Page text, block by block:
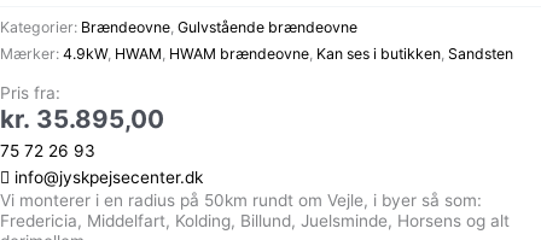
Kategorier: Brændeovne, Gulvstående brændeovne
Mærker: 4.9kW, HWAM, HWAM brændeovne, Kan ses i butikken, Sandsten
Pris fra:
kr. 35.895,00
75 72 26 93
info@jyskpejsecenter.dk
Vi monterer i en radius på 50km rundt om Vejle, i byer så som:
Fredericia, Middelfart, Kolding, Billund, Juelsminde, Horsens og alt